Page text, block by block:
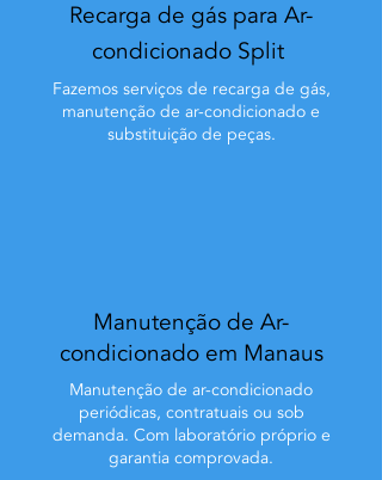
Recarga de gás para Ar-
condicionado Split
Fazemos serviços de recarga de gás,
manutenção de ar-condicionado e
substituição de peças.
Manutenção de Ar-
condicionado em Manaus
Manutenção de ar-condicionado
periódicas, contratuais ou sob
demanda. Com laboratório próprio e
garantia comprovada.